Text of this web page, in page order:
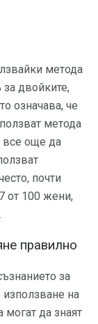
метода
за двойките,
означава, че
метода
все още да
почти
от 100 жени,
правилно
за
на
могат да знаят